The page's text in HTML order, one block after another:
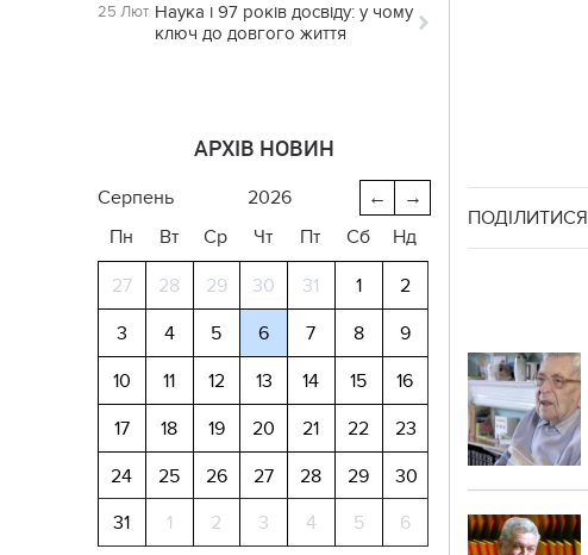
25 Лют Наука і 97 років досвіду: у чому
ключ до довгого життя
АРХІВ НОВИН
→
←
серпень
2026
Пн
Вт Ср Чт Пт Сб Нд
27 28 29 30 31 1
2
3
4 5 6 7 8
9
10
11 12 13 14 15
16
17
18 19 20 21 22
23
24
25 26 27 28 29
30
31
1 2 3 4 5 6
ПОДІЛИТИСЯ